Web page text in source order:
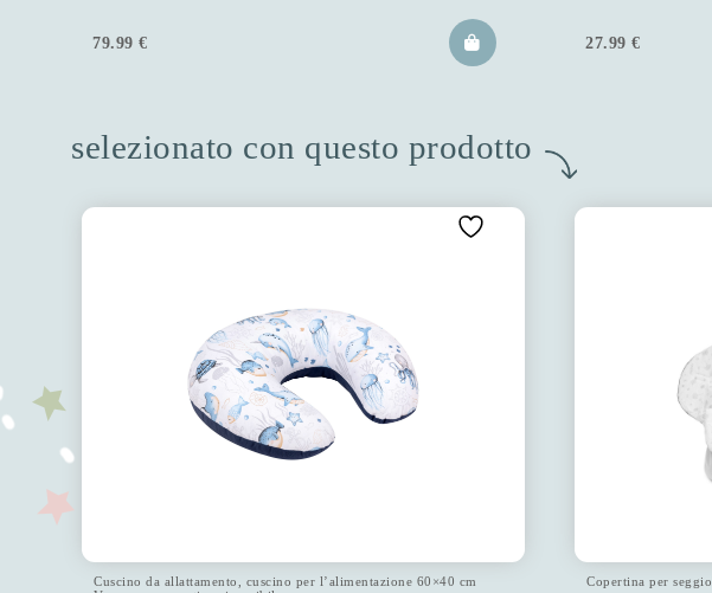
79.99 € 27.99 €
selezionato con questo prodotto
Cuscino da allattamento, cuscino per l’alimentazione 60×40 cm
Copertina per